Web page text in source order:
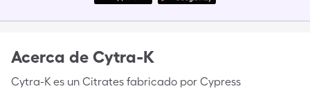
Acerca de Cytra-K
Cytra-K es un Citrates fabricado por Cypress